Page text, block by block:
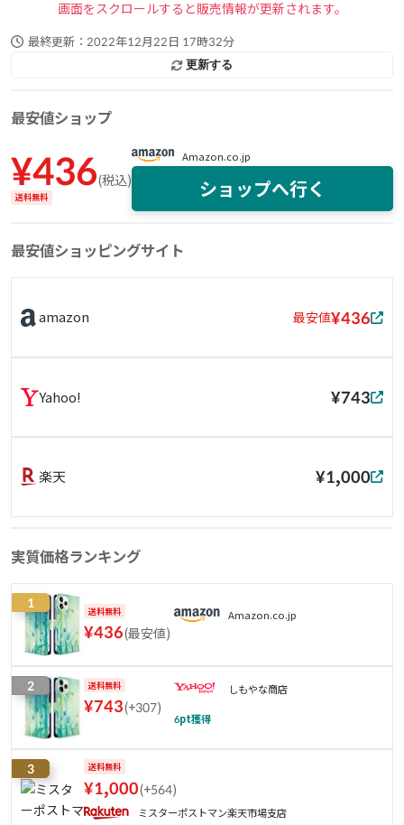
画面をスクロールすると販売情報が更新されます。
最終更新： 2022年12月22日 17時32分
更新する
最安値ショップ
¥436(税込)
送料無料
Amazon.co.jp
ショップへ行く
最安値ショッピングサイト
amazon 最安値¥436
Yahoo! ¥743
楽天 ¥1,000
実質価格ランキング
1
送料無料
¥436(最安値)
Amazon.co.jp
2 送料無料
¥743(+307)
しもやな商店
6pt獲得
3 送料無料
¥1,000(+564)
ミスターポストマン楽天市場支店